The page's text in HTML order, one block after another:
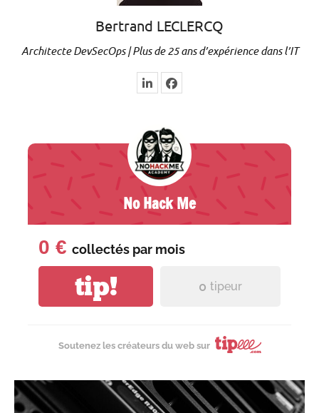
Bertrand LECLERCQ
Architecte DevSecOps | Plus de 25 ans d’expérience dans l’IT
No Hack Me
0 € collectés par mois
tip! 0 tipeur
Soutenez les créateurs du web sur